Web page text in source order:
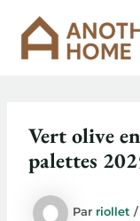
contenu
Vert olive
palettes
Par riollet /